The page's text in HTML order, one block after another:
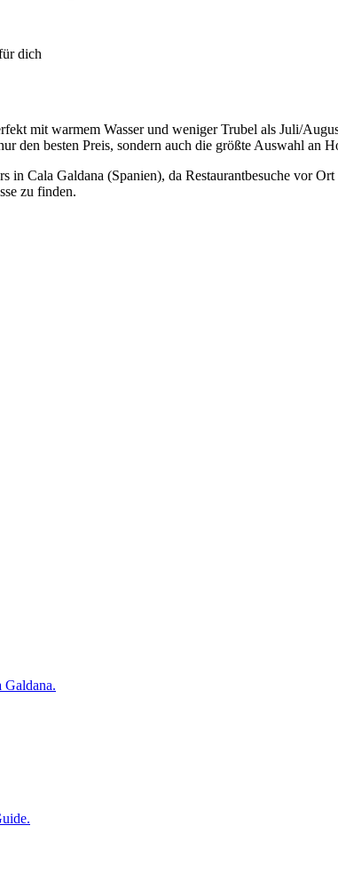
dich
mit warmem Wasser und weniger Trubel als Juli/
den besten Preis, sondern auch die größte Auswahl an
Cala Galdana (Spanien), da Restaurantbesuche vor
zu finden.